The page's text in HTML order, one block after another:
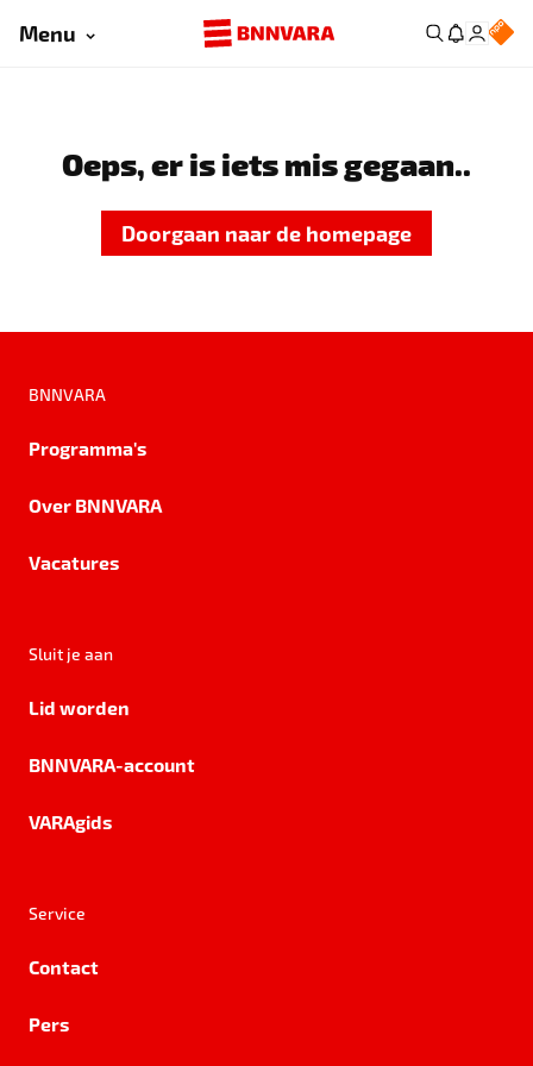
Menu
Oeps, er is iets mis gegaan..
Doorgaan naar de homepage
BNNVARA
Programma's
Over BNNVARA
Vacatures
Sluit je aan
Lid worden
BNNVARA-account
VARAgids
Service
Contact
Pers